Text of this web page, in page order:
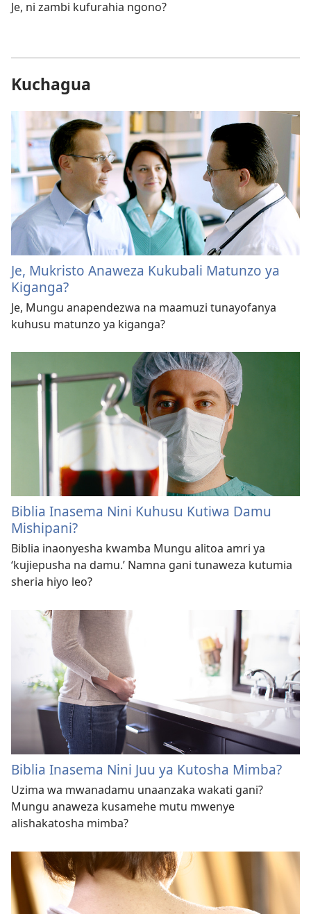
Je, ni zambi kufurahia ngono?
Kuchagua
Je, Mukristo Anaweza Kukubali Matunzo ya
Kiganga?
Je, Mungu anapendezwa na maamuzi tunayofanya
kuhusu matunzo ya kiganga?
Biblia Inasema Nini Kuhusu Kutiwa Damu
Mishipani?
Biblia inaonyesha kwamba Mungu alitoa amri ya
‘kujiepusha na damu.’ Namna gani tunaweza kutumia
sheria hiyo leo?
Biblia Inasema Nini Juu ya Kutosha Mimba?
Uzima wa mwanadamu unaanzaka wakati gani?
Mungu anaweza kusamehe mutu mwenye
alishakatosha mimba?